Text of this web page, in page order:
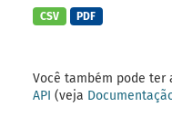
CSV PDF
Você também pode ter
API (veja